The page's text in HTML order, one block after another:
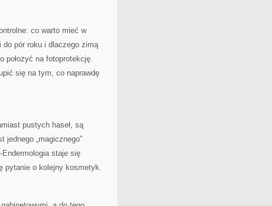
co warto mieć w
pór roku i dlaczego zimą
położyć na fotoprotekcję.
się na tym, co naprawdę
pustych haseł, są
„magicznego”
staje się
pytanie o kolejny kosmetyk.